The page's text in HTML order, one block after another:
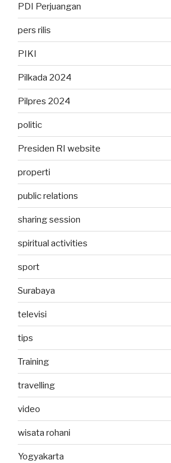
PDI Perjuangan
pers rilis
PIKI
Pilkada 2024
Pilpres 2024
politic
Presiden RI website
properti
public relations
sharing session
spiritual activities
sport
Surabaya
televisi
tips
Training
travelling
video
wisata rohani
Yogyakarta